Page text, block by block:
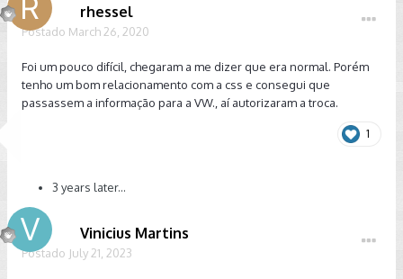
rhessel
Postado March 26, 2020
Foi um pouco difícil, chegaram a me dizer que era normal. Porém
tenho um bom relacionamento com a css e consegui que
passassem a informação para a VW., aí autorizaram a troca.
1
3 years later...
Vinicius Martins
Postado July 21, 2023